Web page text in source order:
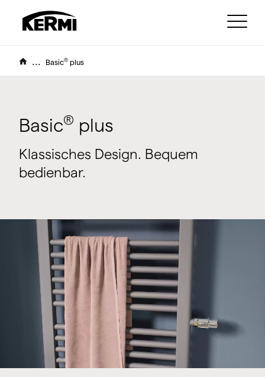
... Basic® plus
Basic® plus
Klassisches Design. Bequem
bedienbar.